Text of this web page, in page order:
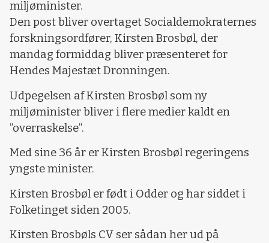
miljøminister.
Den post bliver overtaget Socialdemokraternes
forskningsordfører, Kirsten Brosbøl, der
mandag formiddag bliver præsenteret for
Hendes Majestæt Dronningen.
Udpegelsen af Kirsten Brosbøl som ny
miljøminister bliver i flere medier kaldt en
”overraskelse”.
Med sine 36 år er Kirsten Brosbøl regeringens
yngste minister.
Kirsten Brosbøl er født i Odder og har siddet i
Folketinget siden 2005.
Kirsten Brosbøls CV ser sådan her ud på